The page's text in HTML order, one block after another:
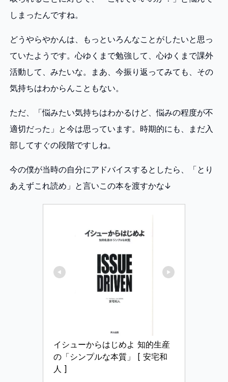
しまったんですね。
どうやらやかんは、もっといろんなことがしたいと思っ
ていたようです。心ゆくまで勉強して、心ゆくまで課外
活動して、みたいな。まあ、今振り返ってみても、その
気持ちはわからんこともない。
ただ、「悩みたい気持ちはわかるけど、悩みの程度が不
適切だった」と今は思っています。時期的にも、まだ入
部してすぐの段階ですしね。
今の僕が当時の自分にアドバイスするとしたら、「とり
あえずこれ読め」と言いこの本を渡すかな↓
イシューからはじめよ 知的生産
の「シンプルな本質」 [ 安宅和
人 ]